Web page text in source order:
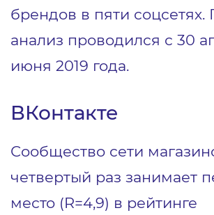
брендов в пяти
анализ проводился с 30
июня 2019 года.
ВКонтакте
Сообщество сети
четвертый раз занимает
место (R=4,9) в рейтинге